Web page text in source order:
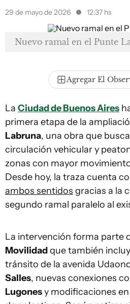
29 de mayo de 2026 12:37 hs
Nuevo ramal en el Punte
Agregar El
La Ciudad de Buenos Aires
primera etapa de la
Labruna, una obra que
circulación vehicular y
zonas con mayor
Desde hoy, la traza cuenta
ambos sentidos gracias a la
segundo ramal paralelo al
La intervención forma parte
Movilidadque también
tránsito de la avenida
Salles, nuevas conexiones
Lugonesy modificaciones